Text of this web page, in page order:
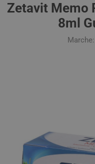
Zetavit Memo
8ml
Marche: